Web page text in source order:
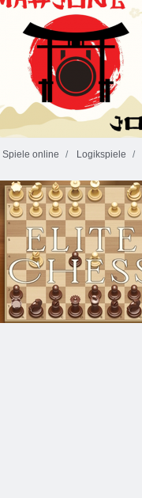
Shanghai -Dynastie
Mahjong Jong
Spiele online Logikspiele